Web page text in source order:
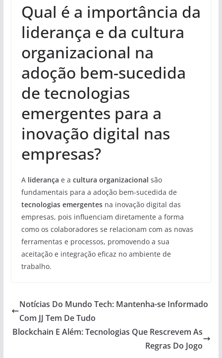
Qual é a importância da
liderança e da cultura
organizacional na
adoção bem-sucedida
de tecnologias
emergentes para a
inovação digital nas
empresas?
A liderança e a cultura organizacional são
fundamentais para a adoção bem-sucedida de
tecnologias emergentesna inovação digital das
empresas, pois influenciam diretamente a forma
como os colaboradores se relacionam com as novas
ferramentas e processos, promovendo a sua
aceitação e integração eficaz no ambiente de
trabalho.
Notícias Do Mundo Tech: Mantenha-se Informado
Com JJ Tem De Tudo
Blockchain E Além: Tecnologias Que Rescrevem As
Regras Do Jogo